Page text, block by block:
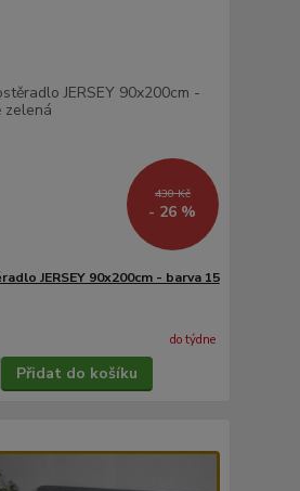
430 Kč
- 26 %
JERSEY 90x200cm - barva 15
do týdne
Přidat do košíku